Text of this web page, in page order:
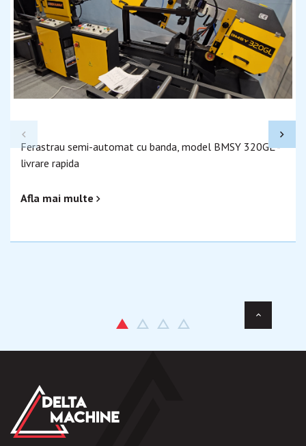
Ferastrau semi-automat cu banda, model BMSY 320GL -
livrare rapida
Afla mai multe